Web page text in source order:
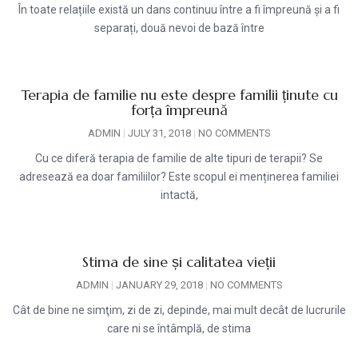
În toate relațiile există un dans continuu între a fi împreună și a fi
separați, două nevoi de bază între
Terapia de familie nu este despre familii ținute cu
forța împreună
ADMIN JULY 31, 2018 NO COMMENTS
Cu ce diferă terapia de familie de alte tipuri de terapii? Se
adresează ea doar familiilor? Este scopul ei menținerea familiei
intactă,
Stima de sine și calitatea vieții
ADMIN JANUARY 29, 2018 NO COMMENTS
Cât de bine ne simţim, zi de zi, depinde, mai mult decât de lucrurile
care ni se întâmplă, de stima